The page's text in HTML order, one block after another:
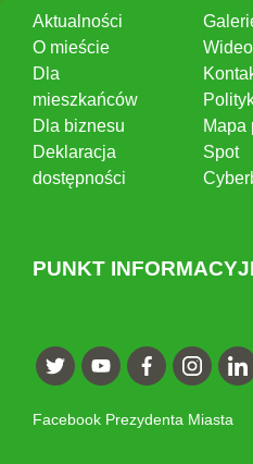
Aktualności
O mieście
Dla
mieszkańców
Dla biznesu
Deklaracja
dostępności
Wideo
Mapa
Spot
PUNKT
Facebook Prezydenta Miasta